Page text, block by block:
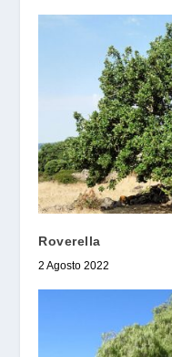
Roverella
2 Agosto 2022